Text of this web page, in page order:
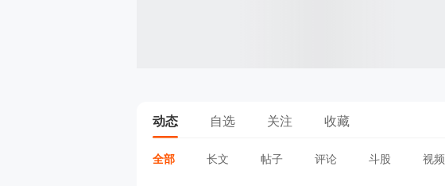
动态 自选 关注 收藏
全部 长文 帖子 评论 斗股 视频